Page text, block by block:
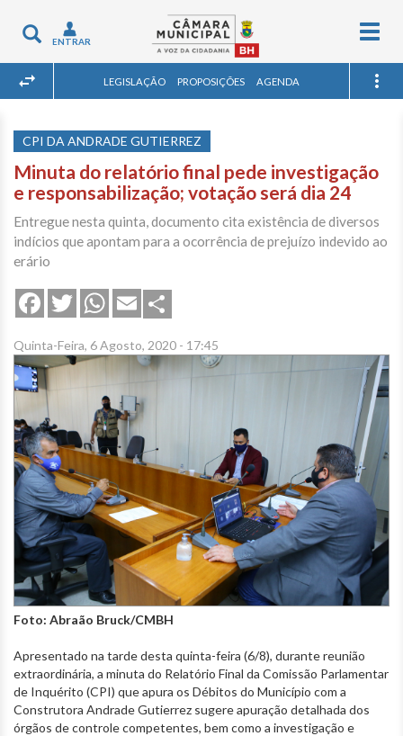
Toggle
navigation
ENTRAR
LEGISLAÇÃO PROPOSIÇÕES AGENDA
CPI DA ANDRADE GUTIERREZ
Minuta do relatório final pede investigação
e responsabilização; votação será dia 24
Entregue nesta quinta, documento cita existência de diversos
indícios que apontam para a ocorrência de prejuízo indevido ao
erário
FacebookTwitterWhatsApp
Email
Quinta-Feira, 6 Agosto, 2020 - 17:45
Foto: Abraão Bruck/CMBH
Apresentado na tarde desta quinta-feira (6/8), durante reunião
extraordinária, a minuta do Relatório Final da Comissão Parlamentar
de Inquérito (CPI) que apura os Débitos do Município com a
Construtora Andrade Gutierrez sugere apuração detalhada dos
órgãos de controle competentes, bem como a investigação e